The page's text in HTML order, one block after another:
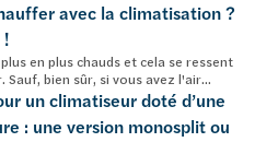
avec la climatisation ?
!
en plus chauds et cela se ressent
Sauf, bien sûr, si vous avez l'air...
un climatiseur doté d’une
: une version monosplit ou